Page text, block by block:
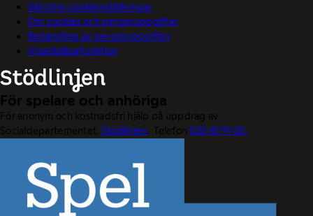
Välj dina cookieinställningar
Om cookies och personuppgifter
Behandling av personuppgifter
Visselblåsarfunktion
För spelare och anhöriga
För anonym och kostnadsfri hjälp på uppdrag av
Socialdepartementet. Stödlinjen. Telefon020-81 91 00.